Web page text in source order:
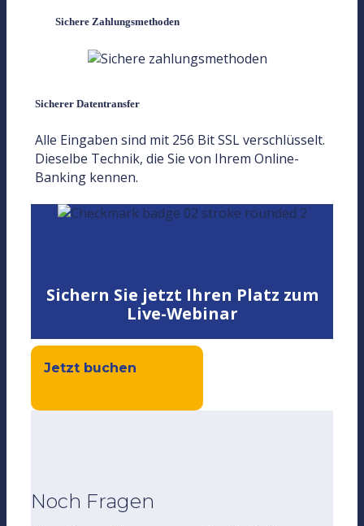
Sichere Zahlungsmethoden
Sicherer Datentransfer
Alle Eingaben sind mit 256 Bit SSL verschlüsselt.
Dieselbe Technik, die Sie von Ihrem Online-
Banking kennen.
Sichern Sie jetzt Ihren Platz zum
Live-Webinar
Jetzt buchen
Noch Fragen